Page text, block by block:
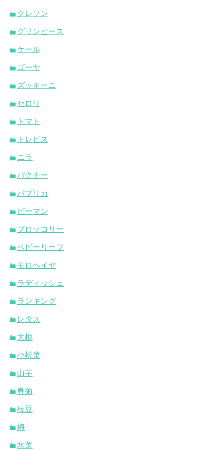
クレソン
グリンピース
ケール
ゴーヤ
ズッキーニ
セロリ
トマト
トレビス
ニラ
パクチー
パプリカ
ピーマン
ブロッコリー
ベビーリーフ
モロヘイヤ
ラディッシュ
ランキング
レタス
大根
小松菜
山芋
春菊
枝豆
梅
水菜